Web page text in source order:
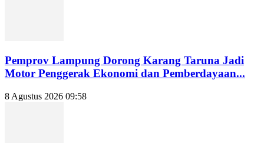
Pemprov Lampung Dorong Karang Taruna Jadi
Motor Penggerak Ekonomi dan Pemberdayaan...
8 Agustus 2026 09:58